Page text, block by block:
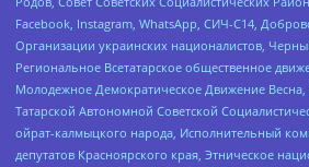
Facebook, Instagram, WhatsApp, СИЧ-С14,
Организации украинских националистов,
Региональное Всетатарское общественное
Молодежное Демократическое Движение
Татарской Автономной Советской
ойрат-калмыцкого народа, Исполнительный
депутатов Красноярского края, Этническое